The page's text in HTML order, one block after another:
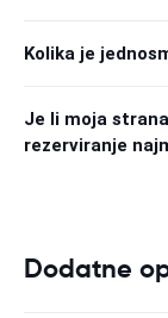
Kolika je
Je li moja
rezerviranje
Dodatne